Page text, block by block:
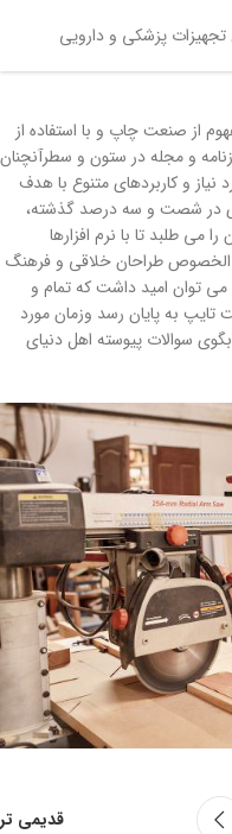
پزشکی و دارویی
از صنعت چاپ و با استفاده از
و مجله در ستون و سطرآنچنان
و کاربردهای متنوع با هدف
در شصت و سه درصد گذشته،
طلبد تا با نرم افزارها
الخصوص طراحان خلاقی و فرهنگ
توان امید داشت که تمام و
تایپ به پایان رسد وزمان مورد
سوالات پیوسته اهل دنیای
قدیمی تر